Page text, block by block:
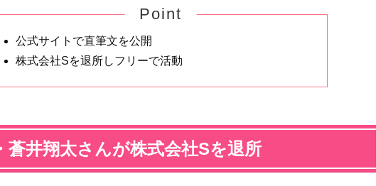
Point
公式サイトで直筆文を公開
株式会社Sを退所しフリーで活動
蒼井翔太さんが株式会社Sを退所